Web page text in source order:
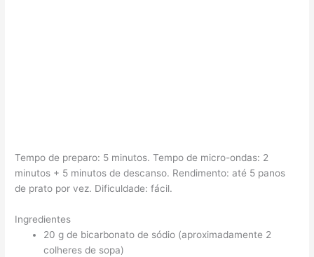
Tempo de preparo: 5 minutos. Tempo de micro-ondas: 2
minutos + 5 minutos de descanso. Rendimento: até 5 panos
de prato por vez. Dificuldade: fácil.
Ingredientes
20 g de bicarbonato de sódio (aproximadamente 2
colheres de sopa)